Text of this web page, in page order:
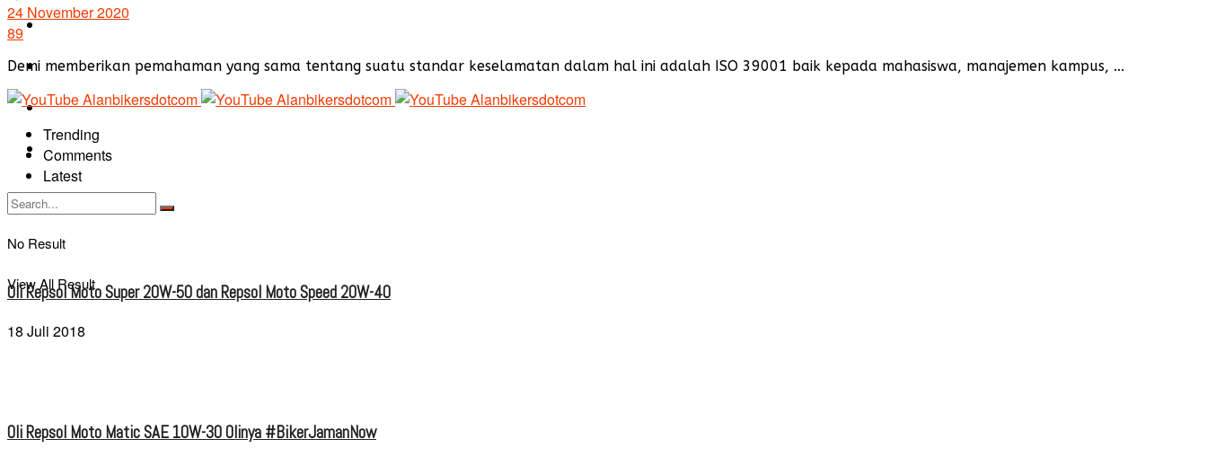
Road Safety
TIPS & TRIK
Bikers Cars
Tentang Kami
No Result
View All Result
24 November 2020
89
Demi memberikan pemahaman yang sama tentang suatu standar keselamatan dalam hal ini adalah ISO 39001 baik kepada mahasiswa, manajemen kampus, ...
Trending
Comments
Latest
Oli Repsol Moto Super 20W-50 dan Repsol Moto Speed 20W-40
18 Juli 2018
Oli Repsol Moto Matic SAE 10W-30 Olinya #BikerJamanNow